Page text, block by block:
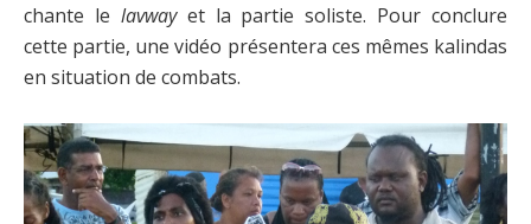
chante le lavwayet la partie soliste. Pour conclure
cette partie, une vidéo présentera ces mêmes kalindas
en situation de combats.